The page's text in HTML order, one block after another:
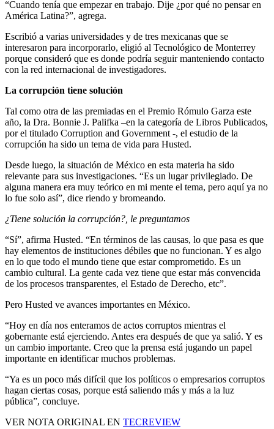
“Cuando tenía que empezar en trabajo. Dije ¿por qué no pensar en
América Latina?”, agrega.
Escribió a varias universidades y de tres mexicanas que se
interesaron para incorporarlo, eligió al Tecnológico de Monterrey
porque consideró que es donde podría seguir manteniendo contacto
con la red internacional de investigadores.
La corrupción tiene solución
Tal como otra de las premiadas en el Premio Rómulo Garza este
año, la Dra. Bonnie J. Palifka –en la categoría de Libros Publicados,
por el titulado Corruption and Government -, el estudio de la
corrupción ha sido un tema de vida para Husted.
Desde luego, la situación de México en esta materia ha sido
relevante para sus investigaciones. “Es un lugar privilegiado. De
alguna manera era muy teórico en mi mente el tema, pero aquí ya no
lo fue solo así”, dice riendo y bromeando.
¿Tiene solución la corrupción?, le preguntamos
“Sí”, afirma Husted. “En términos de las causas, lo que pasa es que
hay elementos de instituciones débiles que no funcionan. Y es algo
en lo que todo el mundo tiene que estar comprometido. Es un
cambio cultural. La gente cada vez tiene que estar más convencida
de los procesos transparentes, el Estado de Derecho, etc”.
Pero Husted ve avances importantes en México.
“Hoy en día nos enteramos de actos corruptos mientras el
gobernante está ejerciendo. Antes era después de que ya salió. Y es
un cambio importante. Creo que la prensa está jugando un papel
importante en identificar muchos problemas.
“Ya es un poco más difícil que los políticos o empresarios corruptos
hagan ciertas cosas, porque está saliendo más y más a la luz
pública”, concluye.
VER NOTA ORIGINAL EN TECREVIEW